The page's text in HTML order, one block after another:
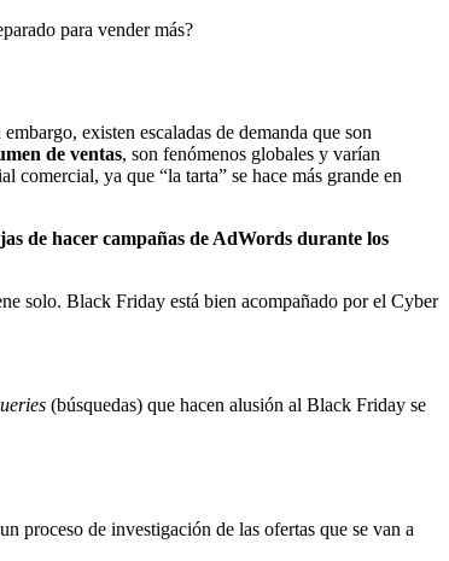
para vender más?
existen escaladas de demanda que son
de ventas, son fenómenos globales y varían
ya que “la tarta” se hace más grande en
de hacer campañas de AdWords durante los
solo. Black Friday está bien acompañado por el Cyber
(búsquedas) que hacen alusión al Black Friday se
proceso de investigación de las ofertas que se van a